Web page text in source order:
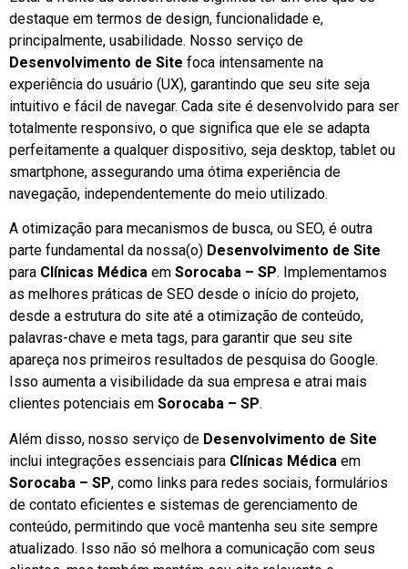
destaque em termos de design, funcionalidade e,
principalmente, usabilidade. Nosso serviço de
Desenvolvimento de Site foca intensamente na
experiência do usuário (UX), garantindo que seu site seja
intuitivo e fácil de navegar. Cada site é desenvolvido para ser
totalmente responsivo, o que significa que ele se adapta
perfeitamente a qualquer dispositivo, seja desktop, tablet ou
smartphone, assegurando uma ótima experiência de
navegação, independentemente do meio utilizado.
A otimização para mecanismos de busca, ou SEO, é outra
parte fundamental da nossa(o) Desenvolvimento de Site
para Clínicas Médica em Sorocaba – SP. Implementamos
as melhores práticas de SEO desde o início do projeto,
desde a estrutura do site até a otimização de conteúdo,
palavras-chave e meta tags, para garantir que seu site
apareça nos primeiros resultados de pesquisa do Google.
Isso aumenta a visibilidade da sua empresa e atrai mais
clientes potenciais em Sorocaba – SP.
Além disso, nosso serviço de Desenvolvimento de Site
inclui integrações essenciais para Clínicas Médica em
Sorocaba – SP, como links para redes sociais, formulários
de contato eficientes e sistemas de gerenciamento de
conteúdo, permitindo que você mantenha seu site sempre
atualizado. Isso não só melhora a comunicação com seus